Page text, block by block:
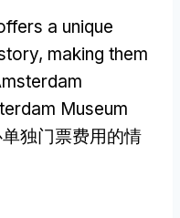
a unique
, making them
Museum
独门票费用的情